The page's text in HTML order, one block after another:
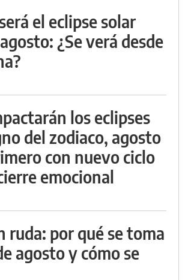
el eclipse solar
¿Se verá desde
los eclipses
del zodiaco, agosto
con nuevo ciclo
emocional
ruda: por qué se toma
agosto y cómo se